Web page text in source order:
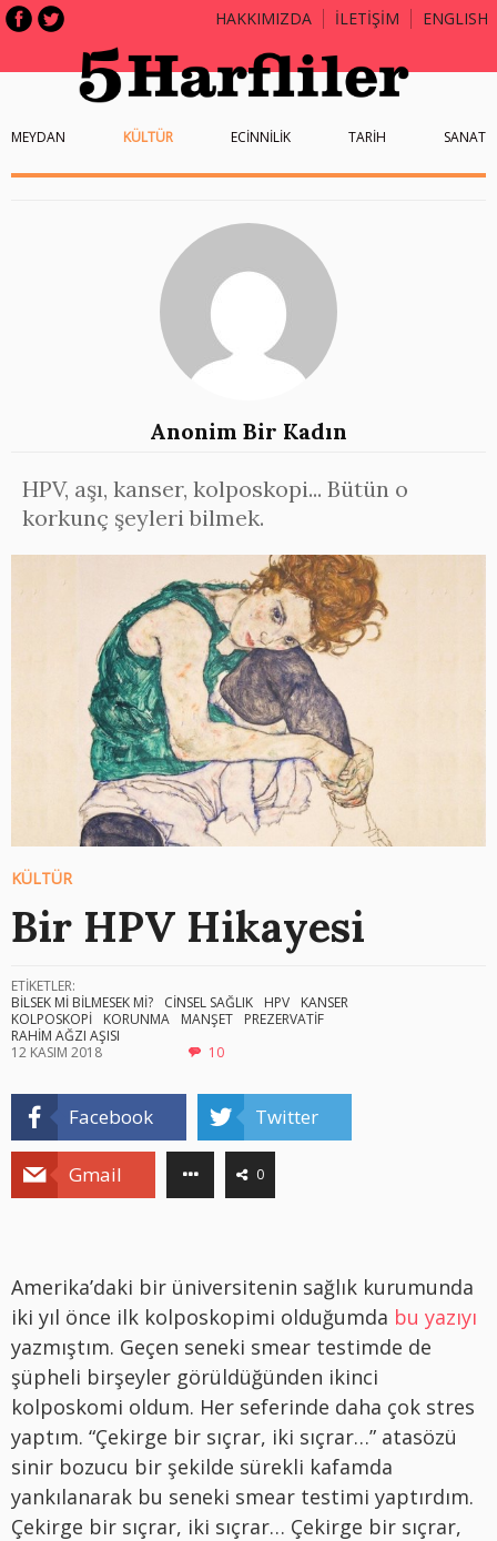
HAKKIMIZDA İLETİŞİM ENGLISH
MEYDAN KÜLTÜR ECİNNİLİK TARİH SANAT
Anonim Bir Kadın
HPV, aşı, kanser, kolposkopi... Bütün o
korkunç şeyleri bilmek.
KÜLTÜR
Bir HPV Hikayesi
ETİKETLER:
BİLSEK Mİ BİLMESEK Mİ?
CİNSEL SAĞLIK HPV
KANSER
KOLPOSKOPİ
KORUNMA MANŞET
PREZERVATİF
RAHİM AĞZI AŞISI
12 KASIM 2018
10
Facebook Twitter
Gmail 0
Amerika’daki bir üniversitenin sağlık kurumunda
iki yıl önce ilk kolposkopimi olduğumda bu yazıyı
yazmıştım. Geçen seneki smear testimde de
şüpheli birşeyler görüldüğünden ikinci
kolposkomi oldum. Her seferinde daha çok stres
yaptım. “Çekirge bir sıçrar, iki sıçrar…” atasözü
sinir bozucu bir şekilde sürekli kafamda
yankılanarak bu seneki smear testimi yaptırdım.
Çekirge bir sıçrar, iki sıçrar… Çekirge bir sıçrar,